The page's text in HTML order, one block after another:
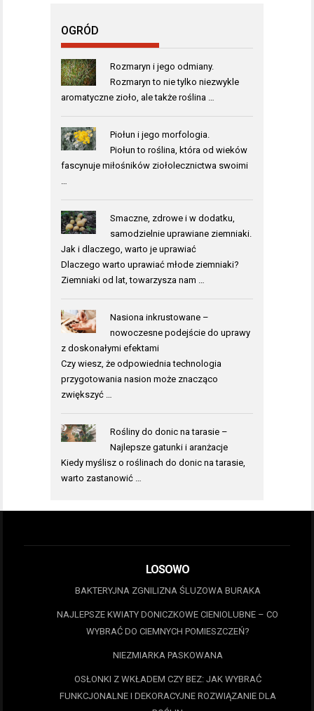
OGRÓD
Rozmaryn i jego odmiany.
Rozmaryn to nie tylko niezwykle
aromatyczne zioło, ale także roślina …
Piołun i jego morfologia.
Piołun to roślina, która od wieków
fascynuje miłośników ziołolecznictwa swoimi
…
Smaczne, zdrowe i w dodatku,
samodzielnie uprawiane ziemniaki.
Jak i dlaczego, warto je uprawiać
Dlaczego warto uprawiać młode ziemniaki?
Ziemniaki od lat, towarzysza nam …
Nasiona inkrustowane –
nowoczesne podejście do uprawy
z doskonałymi efektami
Czy wiesz, że odpowiednia technologia
przygotowania nasion może znacząco
zwiększyć …
Rośliny do donic na tarasie –
Najlepsze gatunki i aranżacje
Kiedy myślisz o roślinach do donic na tarasie,
warto zastanowić …
LOSOWO
BAKTERYJNA ZGNILIZNA ŚLUZOWA BURAKA
NAJLEPSZE KWIATY DONICZKOWE CIENIOLUBNE – CO
WYBRAĆ DO CIEMNYCH POMIESZCZEŃ?
NIEZMIARKA PASKOWANA
OSŁONKI Z WKŁADEM CZY BEZ: JAK WYBRAĆ
FUNKCJONALNE I DEKORACYJNE ROZWIĄZANIE DLA